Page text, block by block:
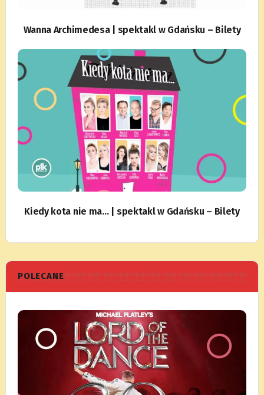
Wanna Archimedesa | spektakl w Gdańsku – Bilety
Kiedy kota nie ma… | spektakl w Gdańsku – Bilety
POLECANE